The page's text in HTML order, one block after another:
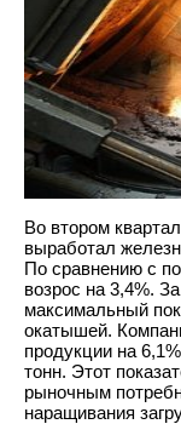
Во втором
выработал
По сравнению с
возрос на 3,4%.
максимальный
окатышей.
продукции на
тонн. Этот
рыночным
наращивания